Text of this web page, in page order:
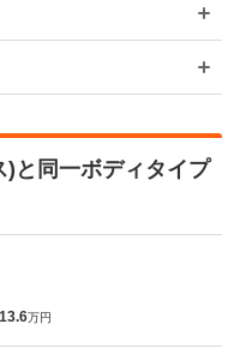
)と同一ボディタイプ
万円